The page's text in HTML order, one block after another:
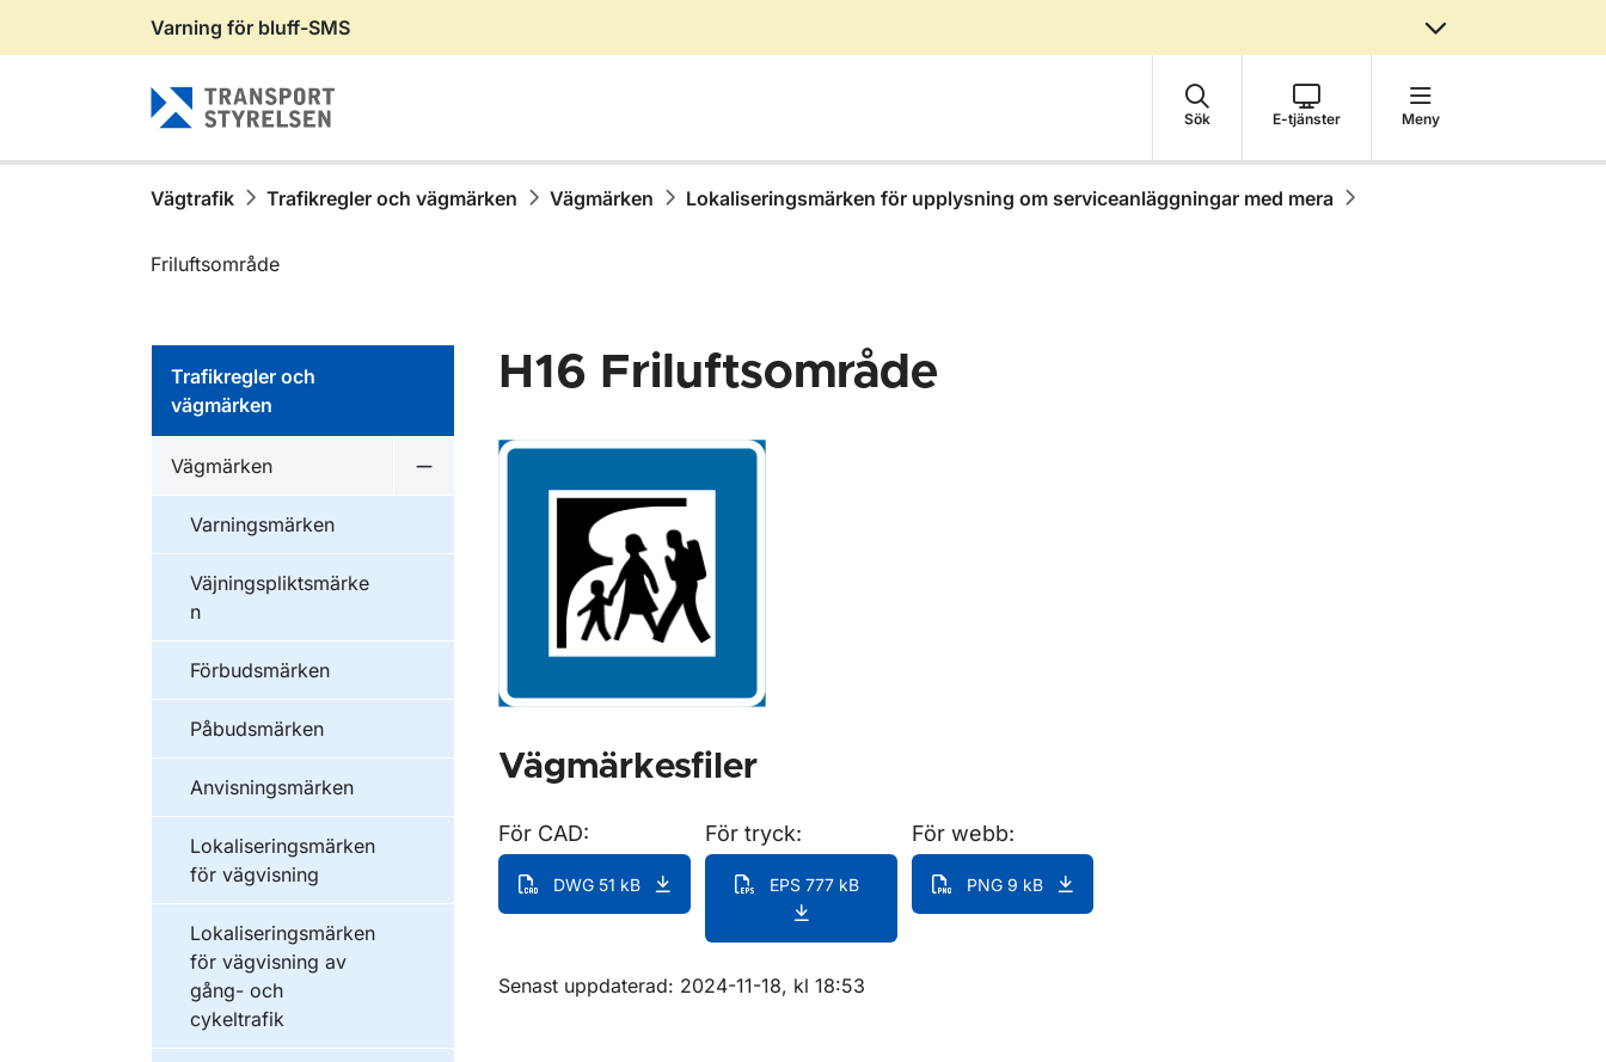
Gå till sidans innehåll
Varning för bluff-SMS
Sök E-tjänster Meny
Vägtrafik Trafikregler och vägmärken Vägmärken Lokaliseringsmärken för upplysning om serviceanläggningar med mera
Friluftsområde
Trafikregler och
vägmärken
Vägmärken
Varningsmärken
Väjningspliktsmärke
n
Förbudsmärken
Påbudsmärken
Anvisningsmärken
Lokaliseringsmärken
för vägvisning
Lokaliseringsmärken
för vägvisning av
gång- och
cykeltrafik
H16 Friluftsområde
Vägmärkesfiler
För CAD:
DWG 51 kB
För tryck:
EPS 777 kB
För webb:
PNG 9 kB
Om sidan
Senast uppdaterad: 2024-11-18, kl 18:53